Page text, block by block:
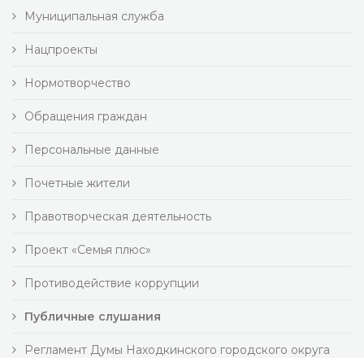
Муниципальная служба
Нацпроекты
Нормотворчество
Обращения граждан
Персональные данные
Почетные жители
Правотворческая деятельность
Проект «Семья плюс»
Противодействие коррупции
Публичные слушания
Регламент Думы Находкинского городского округа